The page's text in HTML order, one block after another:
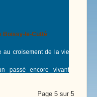
Boissy-le-Cutté
au croisement de la vie
passé encore vivant
Page 5 sur 5